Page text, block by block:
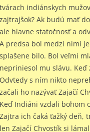
tvárach indiánskych
zajtrajšok? Ak budú mať
ale hlavne statočnosť a
A predsa bol medzi nimi
splašene bilo. Bol veľmi
nepriniesol mu slávu.
Odvtedy s ním nikto
začali ho nazývať Zajačí
Keď Indiáni vzdali bohom
Zajtra ich čaká ťažký deň,
len Zajačí Chvostík si